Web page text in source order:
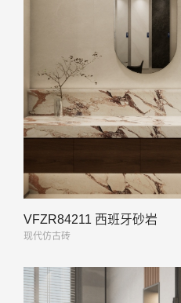
VFZR84211 西班牙砂岩
现代仿古砖